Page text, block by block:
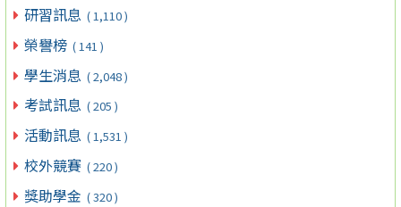
研習訊息 ( 1,110 )
榮譽榜 ( 141 )
學生消息 ( 2,048 )
考試訊息 ( 205 )
活動訊息 ( 1,531 )
校外競賽 ( 220 )
獎助學金 ( 320 )